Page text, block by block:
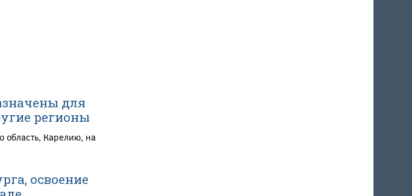
для
регионы
область, Карелию, на
освоение